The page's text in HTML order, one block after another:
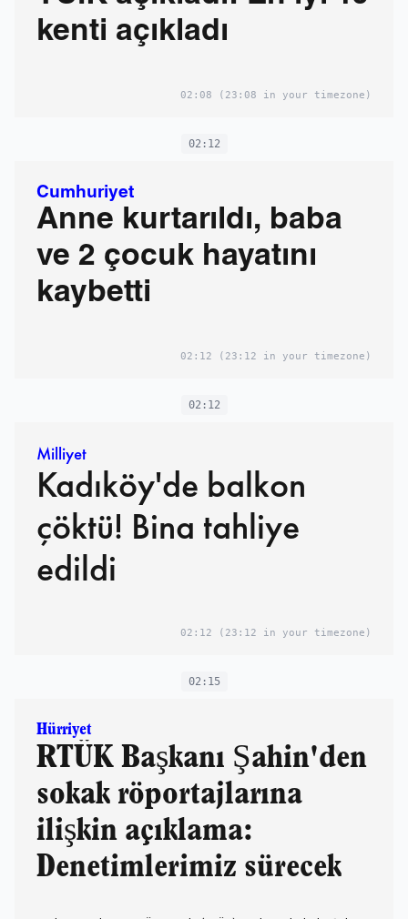
kenti açıkladı
02:08 (23:08 in your timezone)
02:12
Cumhuriyet
Anne kurtarıldı, baba
ve 2 çocuk hayatını
kaybetti
02:12 (23:12 in your timezone)
02:12
Milliyet
Kadıköy'de balkon
çöktü! Bina tahliye
edildi
02:12 (23:12 in your timezone)
02:15
Hürriyet
RTÜK Başkanı Şahin'den
sokak röportajlarına
ilişkin açıklama:
Denetimlerimiz sürecek